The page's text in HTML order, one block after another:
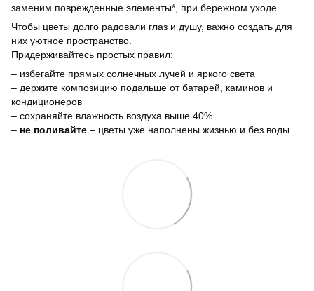
заменим поврежденные элементы*, при бережном уходе.
Чтобы цветы долго радовали глаз и душу, важно создать для
них уютное пространство.
Придерживайтесь простых правил:
– избегайте прямых солнечных лучей и яркого света
– держите композицию подальше от батарей, каминов и
кондиционеров
– сохраняйте влажность воздуха выше 40%
– не поливайте – цветы уже наполнены жизнью и без воды